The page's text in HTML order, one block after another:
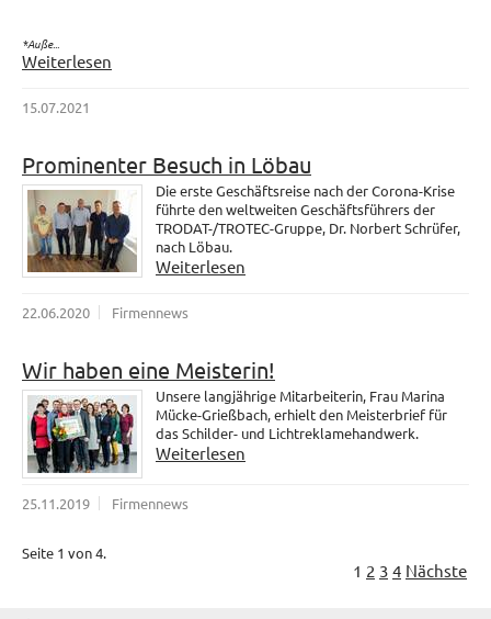
*Auße...
Weiterlesen
15.07.2021
Prominenter Besuch in Löbau
Die erste Geschäftsreise nach der Corona-Krise
führte den weltweiten Geschäftsführers der
TRODAT-/TROTEC-Gruppe, Dr. Norbert Schrüfer,
nach Löbau.
Weiterlesen
22.06.2020 Firmennews
Wir haben eine Meisterin!
Unsere langjährige Mitarbeiterin, Frau Marina
Mücke-Grießbach, erhielt den Meisterbrief für
das Schilder- und Lichtreklamehandwerk.
Weiterlesen
25.11.2019 Firmennews
Seite 1 von 4.
1 2 3 4 Nächste